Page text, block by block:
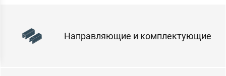
Направляющие и комплектующие